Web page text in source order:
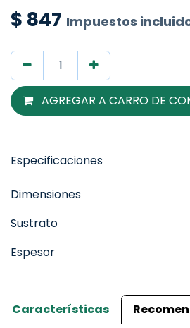
$ 847 Impuestos
AGREGAR A CARRO DE
Especificaciones
Dimensiones
Sustrato
Espesor
Características